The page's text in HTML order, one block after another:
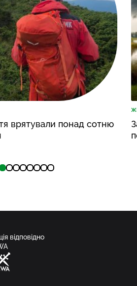
врятували понад сотню
відповідно